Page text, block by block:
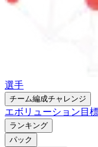
選手
チーム編成チャレンジ
エボリューション 目
ランキング
パック